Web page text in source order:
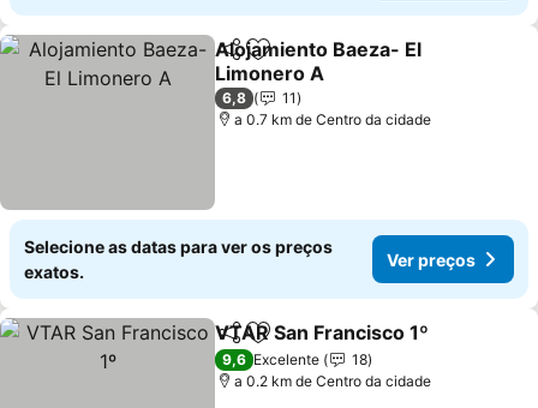
PartilharAdicionar aos favoritos
Alojamiento Baeza- El
Limonero A
6,8
11
a 0.7 km de Centro da cidade
Selecione as datas para ver os preços
exatos.
Ver preços
PartilharAdicionar aos favoritos
VTAR San Francisco 1º
9,6 Excelente
18
a 0.2 km de Centro da cidade